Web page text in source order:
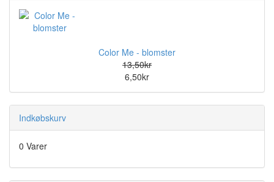
Color Me - blomster
13,50kr
6,50kr
Indkøbskurv
0 Varer